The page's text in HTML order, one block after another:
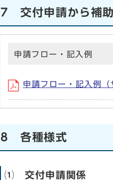
7 交付申請から補
申請フロー・記入例
申請フロー・記入例
8 各種様式
⑴ 交付申請関係